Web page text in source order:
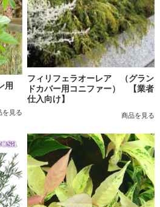
用
を見る
フィリフェラオーレア （グラン
ドカバー用コニファー） 【業者
仕入向け】
商品を見る